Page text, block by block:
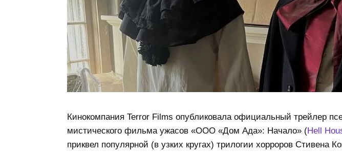
Кинокомпания Terror Films опубликовала официальный трейлер
мистического фильма ужасов «ООО «Дом Ада»: Начало» (Hell
приквел популярной (в узких кругах) трилогии хорроров Стивена